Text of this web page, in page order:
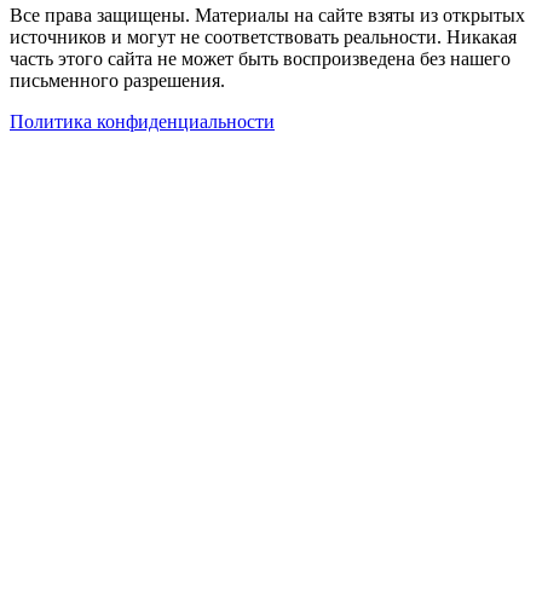
Все права защищены. Материалы на сайте взяты из открытых
источников и могут не соответствовать реальности. Никакая
часть этого сайта не может быть воспроизведена без нашего
письменного разрешения.
Политика конфиденциальности